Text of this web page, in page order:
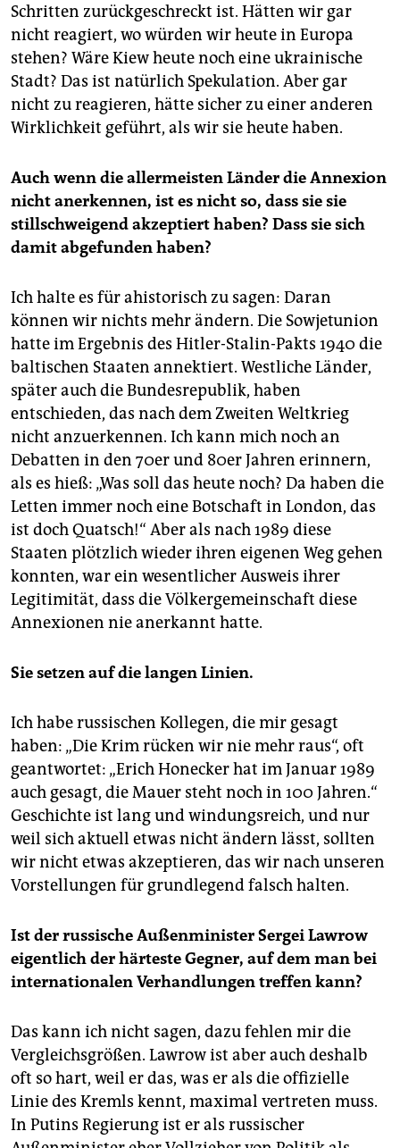
Schritten zurückgeschreckt ist. Hätten wir gar
nicht reagiert, wo würden wir heute in Europa
stehen? Wäre Kiew heute noch eine ukrainische
Stadt? Das ist natürlich Spekulation. Aber gar
nicht zu reagieren, hätte sicher zu einer anderen
Wirklichkeit geführt, als wir sie heute haben.
Auch wenn die allermeisten Länder die Annexion
nicht anerkennen, ist es nicht so, dass sie sie
stillschweigend akzeptiert haben? Dass sie sich
damit abgefunden haben?
Ich halte es für ahistorisch zu sagen: Daran
können wir nichts mehr ändern. Die Sowjetunion
hatte im Ergebnis des Hitler-Stalin-Pakts 1940 die
baltischen Staaten annektiert. Westliche Länder,
später auch die Bundesrepublik, haben
entschieden, das nach dem Zweiten Weltkrieg
nicht anzuerkennen. Ich kann mich noch an
Debatten in den 70er und 80er Jahren erinnern,
als es hieß: „Was soll das heute noch? Da haben die
Letten immer noch eine Botschaft in London, das
ist doch Quatsch!“ Aber als nach 1989 diese
Staaten plötzlich wieder ihren eigenen Weg gehen
konnten, war ein wesentlicher Ausweis ihrer
Legitimität, dass die Völkergemeinschaft diese
Annexionen nie anerkannt hatte.
Sie setzen auf die langen Linien.
Ich habe russischen Kollegen, die mir gesagt
haben: „Die Krim rücken wir nie mehr raus“, oft
geantwortet: „Erich Honecker hat im Januar 1989
auch gesagt, die Mauer steht noch in 100 Jahren.“
Geschichte ist lang und windungsreich, und nur
weil sich aktuell etwas nicht ändern lässt, sollten
wir nicht etwas akzeptieren, das wir nach unseren
Vorstellungen für grundlegend falsch halten.
Ist der russische Außenminister Sergei Lawrow
eigentlich der härteste Gegner, auf dem man bei
internationalen Verhandlungen treffen kann?
Das kann ich nicht sagen, dazu fehlen mir die
Vergleichsgrößen. Lawrow ist aber auch deshalb
oft so hart, weil er das, was er als die offizielle
Linie des Kremls kennt, maximal vertreten muss.
In Putins Regierung ist er als russischer